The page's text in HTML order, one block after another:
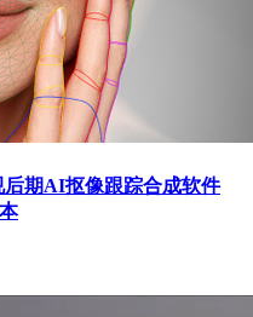
后期AI抠像跟踪合成软件